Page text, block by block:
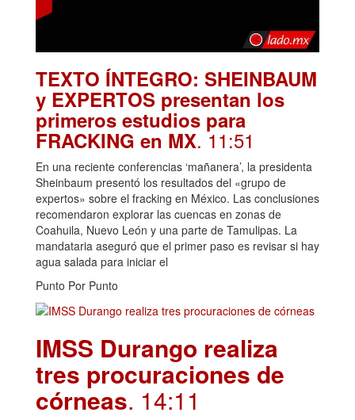
TEXTO ÍNTEGRO: SHEINBAUM
y EXPERTOS presentan los
primeros estudios para
FRACKING en MX. 11:51
En una reciente conferencias ‘mañanera’, la presidenta
Sheinbaum presentó los resultados del «grupo de
expertos» sobre el fracking en México. Las conclusiones
recomendaron explorar las cuencas en zonas de
Coahuila, Nuevo León y una parte de Tamulipas. La
mandataria aseguró que el primer paso es revisar si hay
agua salada para iniciar el
Punto Por Punto
IMSS Durango realiza
tres procuraciones de
córneas. 14:11